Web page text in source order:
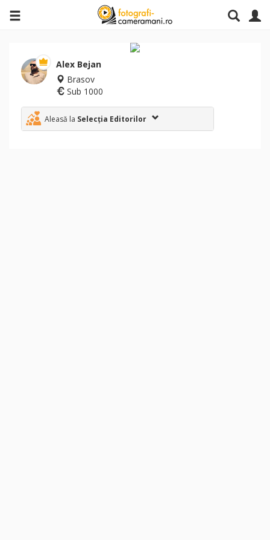
Alex Bejan
Brasov
Sub 1000
Aleasă la Selecția Editorilor